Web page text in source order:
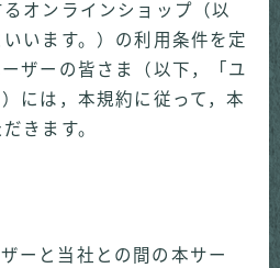
オンラインショップ（以
います。）の利用条件を定
ザーの皆さま（以下，「ユ
には，本規約に従って，本
きます。
ーと当社との間の本サー